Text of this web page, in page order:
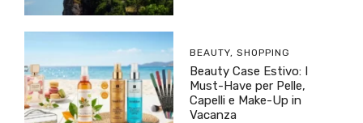
BEAUTY, SHOPPING
Beauty Case Estivo: I
Must-Have per Pelle,
Capelli e Make-Up in
Vacanza